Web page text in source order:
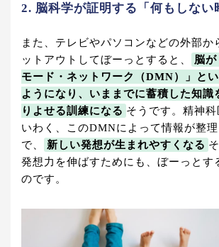
2. 脳科学が証明する「何もしない
また、テレビやパソコンなどの外部か
ットアウトしてぼーっとすると、
脳が
モード・ネットワーク（DMN）」と
ようになり、いままでに蓄積した知識
りよせる訓練になる そうです。精神
いわく、このDMNによって情報が整理
で、
新しい発想が生まれやすくなる
発想力を伸ばすためにも、ぼーっとす
のです。